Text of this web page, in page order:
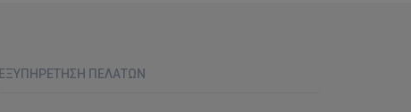
ΕΞΥΠΗΡΈΤΗΣΗ ΠΕΛΑΤΏΝ